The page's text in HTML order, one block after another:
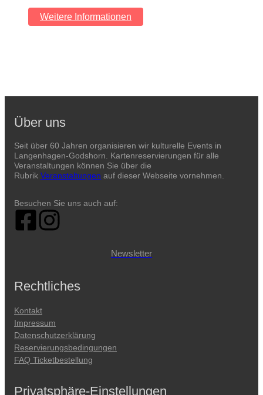
Weitere Informationen
Über uns
Seit über 60 Jahren organisieren wir kulturelle Events in
Langenhagen-Godshorn. Kartenreservierungen für alle
Veranstaltungen können Sie über die
Rubrik Veranstaltungen auf dieser Webseite vornehmen.
Besuchen Sie uns auch auf:
Newsletter
Rechtliches
Kontakt
Impressum
Datenschutzerklärung
Reservierungsbedingungen
FAQ Ticketbestellung
Privatsphäre-Einstellungen